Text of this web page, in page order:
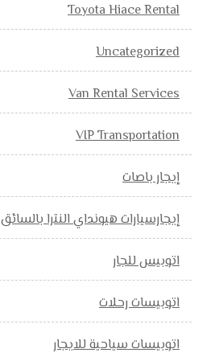
Toyota Hiace Rental
Uncategorized
Van Rental Services
VIP Transportation
إيجار باصات
إيجارسيارات هيونداي النترا بالسائق
اتوبيس للجار
اتوبيسات رحلات
اتوبيسات سياحية للايجار